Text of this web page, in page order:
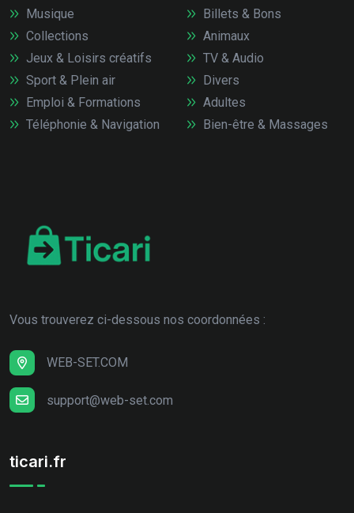
Musique
Collections
Jeux & Loisirs créatifs
Sport & Plein air
Emploi & Formations
Téléphonie & Navigation
Billets & Bons
Animaux
TV & Audio
Divers
Adultes
Bien-être & Massages
Vous trouverez ci-dessous nos coordonnées :
WEB-SET.COM
support@web-set.com
ticari.fr